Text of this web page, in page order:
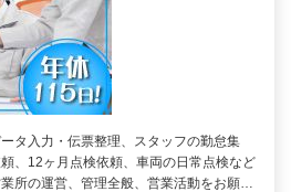
タ入力・伝票整理、スタッフの勤怠集
、12ヶ月点検依頼、車両の日常点検など
所の運営、管理全般、営業活動をお願…